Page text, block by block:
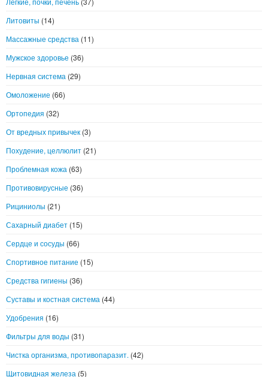
Литовиты (14)
Массажные средства (11)
Мужское здоровье (36)
Нервная система (29)
Омоложение (66)
Ортопедия (32)
От вредных привычек (3)
Похудение, целлюлит (21)
Проблемная кожа (63)
Противовирусные (36)
Рициниолы (21)
Сахарный диабет (15)
Сердце и сосуды (66)
Спортивное питание (15)
Средства гигиены (36)
Суставы и костная система (44)
Удобрения (16)
Фильтры для воды (31)
Чистка организма, противопаразит. (42)
Щитовидная железа (5)